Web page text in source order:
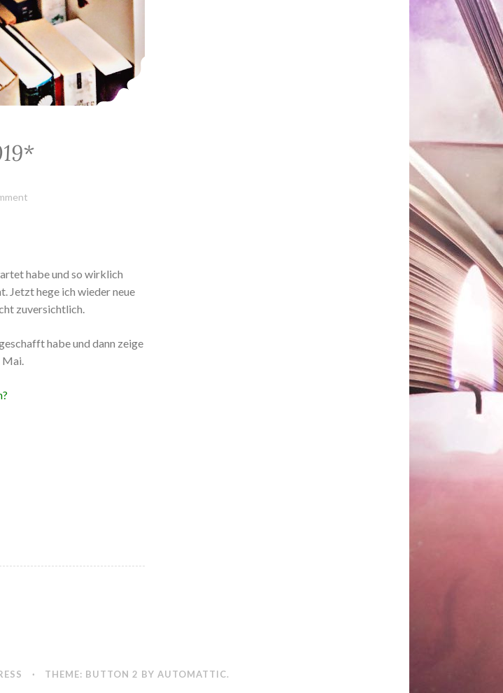
habe und so wirklich
Jetzt hege ich wieder neue
zuversichtlich.
habe und dann zeige
Mai.
· THEME: BUTTON 2 BYAUTOMATTIC.